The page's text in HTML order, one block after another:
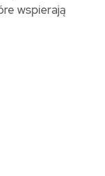
wspierają